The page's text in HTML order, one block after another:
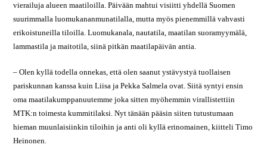
vierailuja alueen maatiloilla. Päivään mahtui visiitti yhdellä Suomen
suurimmalla luomukananmunatilalla, mutta myös pienemmillä vahvasti
erikoistuneilla tiloilla. Luomukanala, nautatila, maatilan suoramyymälä,
lammastila ja maitotila, siinä pitkän maatilapäivän antia.
– Olen kyllä todella onnekas, että olen saanut ystävystyä tuollaisen
pariskunnan kanssa kuin Liisa ja Pekka Salmela ovat. Siitä syntyi ensin
oma maatilakumppanuutemme joka sitten myöhemmin virallistettiin
MTK:n toimesta kummitilaksi. Nyt tänään pääsin siiten tutustumaan
hieman muunlaisiinkin tiloihin ja anti oli kyllä erinomainen, kiitteli Timo
Heinonen.